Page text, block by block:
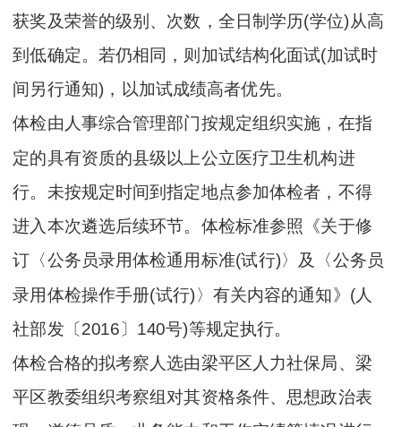
获奖及荣誉的级别、次数，全日制学历(学位)从高
到低确定。若仍相同，则加试结构化面试(加试时
间另行通知)，以加试成绩高者优先。
体检由人事综合管理部门按规定组织实施，在指
定的具有资质的县级以上公立医疗卫生机构进
行。未按规定时间到指定地点参加体检者，不得
进入本次遴选后续环节。体检标准参照《关于修
订〈公务员录用体检通用标准(试行)〉及〈公务员
录用体检操作手册(试行)〉有关内容的通知》(人
社部发〔2016〕140号)等规定执行。
体检合格的拟考察人选由梁平区人力社保局、梁
平区教委组织考察组对其资格条件、思想政治表